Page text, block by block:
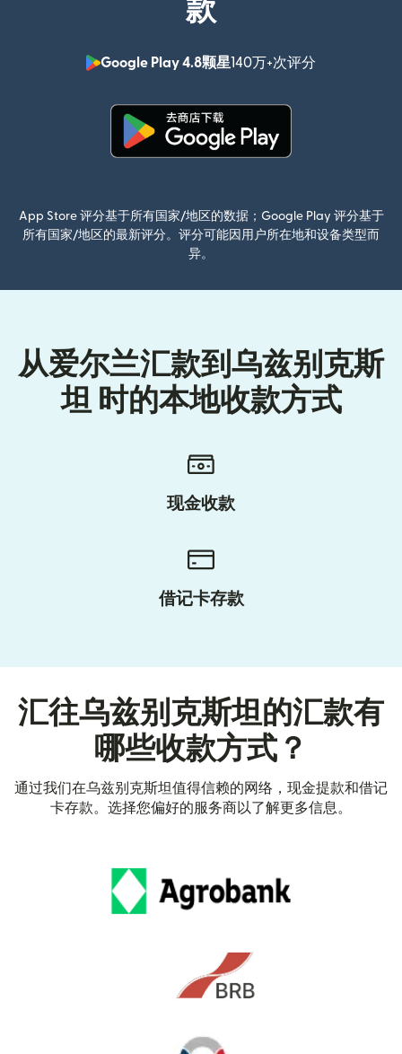
款
Google Play 4.8颗星140万+次评分
App Store 评分基于所有国家/地区的数据；Google Play 评分基于
所有国家/地区的最新评分。评分可能因用户所在地和设备类型而
异。
从爱尔兰汇款到乌兹别克斯
坦 时的本地收款方式
现金收款
借记卡存款
汇往乌兹别克斯坦的汇款有
哪些收款方式？
通过我们在乌兹别克斯坦值得信赖的网络，现金提款和借记
卡存款。选择您偏好的服务商以了解更多信息。